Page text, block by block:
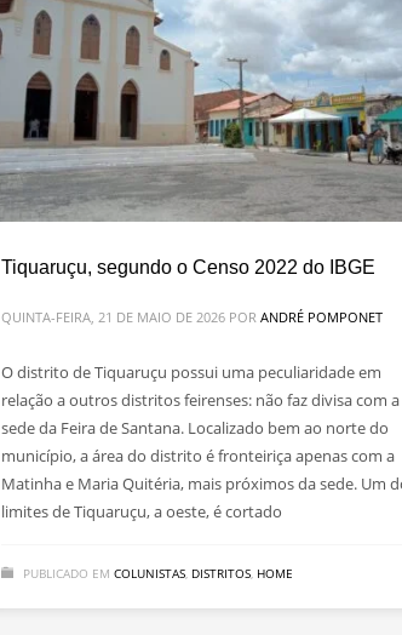
Tiquaruçu, segundo o Censo 2022 do IBGE
QUINTA-FEIRA, 21 DE MAIO DE 2026 POR ANDRÉ POMPONET
O distrito de Tiquaruçu possui uma peculiaridade em
relação a outros distritos feirenses: não faz divisa com a
sede da Feira de Santana. Localizado bem ao norte do
município, a área do distrito é fronteiriça apenas com a
Matinha e Maria Quitéria, mais próximos da sede. Um
limites de Tiquaruçu, a oeste, é cortado
PUBLICADO EM COLUNISTAS, DISTRITOS, HOME